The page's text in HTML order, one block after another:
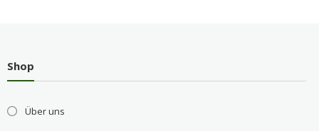
Shop
Über uns